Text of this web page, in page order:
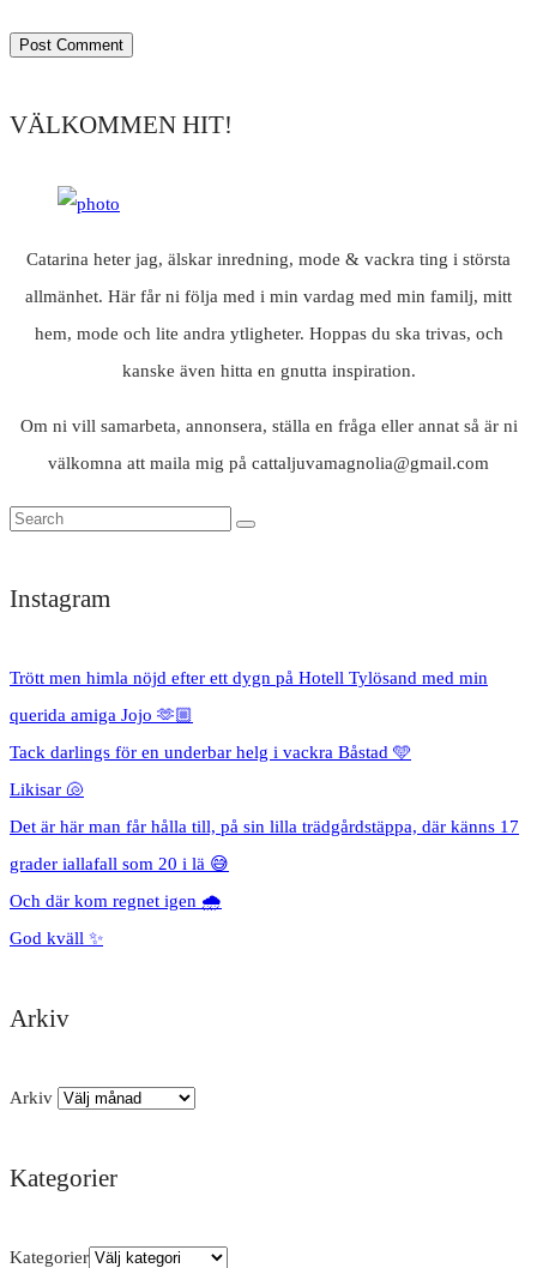
VÄLKOMMEN HIT!
Catarina heter jag, älskar inredning, mode & vackra ting i största
allmänhet. Här får ni följa med i min vardag med min familj, mitt
hem, mode och lite andra ytligheter. Hoppas du ska trivas, och
kanske även hitta en gnutta inspiration.
Om ni vill samarbeta, annonsera, ställa en fråga eller annat så är ni
välkomna att maila mig på cattaljuvamagnolia@gmail.com
Instagram
Trött men himla nöjd efter ett dygn på Hotell Tylösand med min
querida amiga Jojo 🫶🏼
Tack darlings för en underbar helg i vackra Båstad 🩵
Likisar 🐚
Det är här man får hålla till, på sin lilla trädgårdstäppa, där känns 17
grader iallafall som 20 i lä 😅
Och där kom regnet igen 🌧️
God kväll ✨
Arkiv
Arkiv
Kategorier
Kategorier